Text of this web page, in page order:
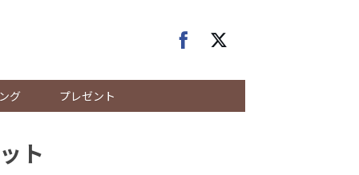
グ プレゼント
ト